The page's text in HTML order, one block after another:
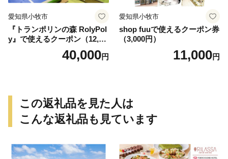
愛知県小牧市
『トランポリンの森 RolyPol
y』で使えるクーポン（12,00
40,000円
愛知県小牧市
shop fuuで使えるクーポン券
（3,000円）
11,000円
この返礼品を見た人は
こんな返礼品も見ています